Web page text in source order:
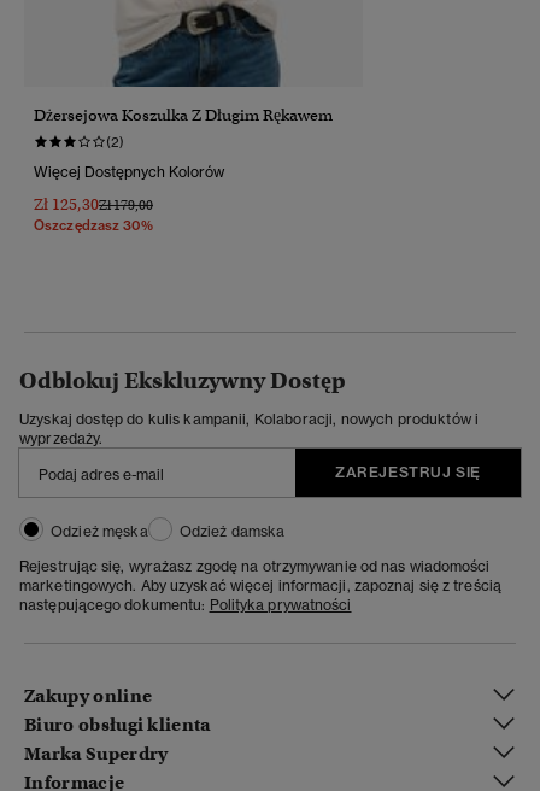
Dżersejowa Koszulka Z Długim Rękawem
(2)
Więcej Dostępnych Kolorów
Zł 125,30Cena Obniżona Od
Zł 179,00Do
Oszczędzasz 30%
Odblokuj Ekskluzywny Dostęp
Uzyskaj dostęp do kulis kampanii, Kolaboracji, nowych produktów i
wyprzedaży.
ZAREJESTRUJ SIĘ
Odzież męska
Odzież damska
Rejestrując się, wyrażasz zgodę na otrzymywanie od nas wiadomości
marketingowych. Aby uzyskać więcej informacji, zapoznaj się z treścią
następującego dokumentu: Polityka prywatności
Zakupy online
Biuro obsługi klienta
Marka Superdry
Informacje